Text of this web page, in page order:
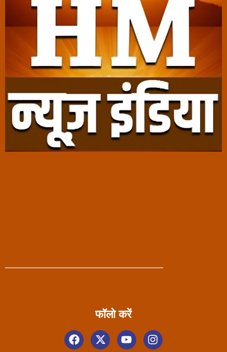
फॉलो करें